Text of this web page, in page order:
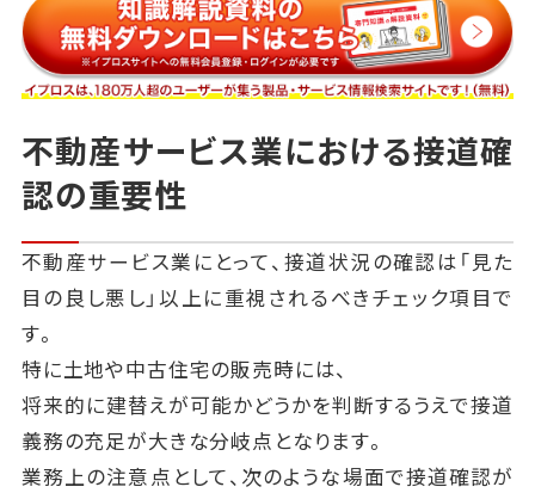
不動産サービス業における接道確
認の重要性
不動産サービス業にとって、接道状況の確認は「見た
目の良し悪し」以上に重視されるべきチェック項目で
す。
特に土地や中古住宅の販売時には、
将来的に建替えが可能かどうかを判断するうえで接道
義務の充足が大きな分岐点となります。
業務上の注意点として、次のような場面で接道確認が